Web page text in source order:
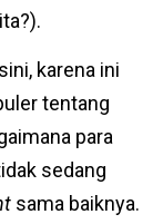
karena ini
tentang
para
sedang
sama baiknya.